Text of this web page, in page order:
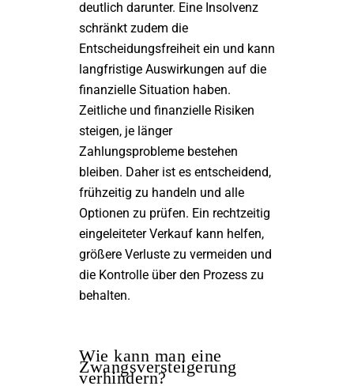
deutlich darunter. Eine Insolvenz
schränkt zudem die
Entscheidungsfreiheit ein und kann
langfristige Auswirkungen auf die
finanzielle Situation haben.
Zeitliche und finanzielle Risiken
steigen, je länger
Zahlungsprobleme bestehen
bleiben. Daher ist es entscheidend,
frühzeitig zu handeln und alle
Optionen zu prüfen. Ein rechtzeitig
eingeleiteter Verkauf kann helfen,
größere Verluste zu vermeiden und
die Kontrolle über den Prozess zu
behalten.
Wie kann man eine
Zwangsversteigerung
verhindern?